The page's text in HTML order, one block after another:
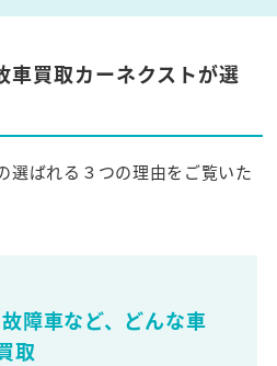
車買取カーネクストが選
選ばれる３つの理由をご覧いた
障車など、どんな車
取